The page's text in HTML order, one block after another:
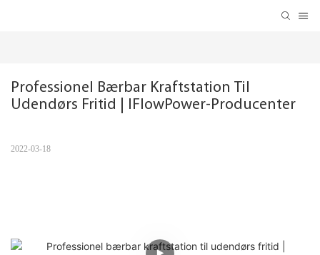
Professionel Bærbar Kraftstation Til
Udendørs Fritid | IFlowPower-Producenter
2022-03-18